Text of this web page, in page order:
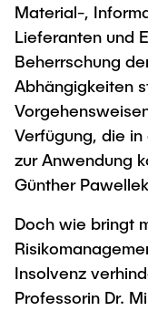
Material-,
Lieferanten und
Beherrschung
Abhängigkeiten
Verfügung, die
zur Anwendung
Günther
Doch wie bringt
Insolvenz
Professorin Dr.